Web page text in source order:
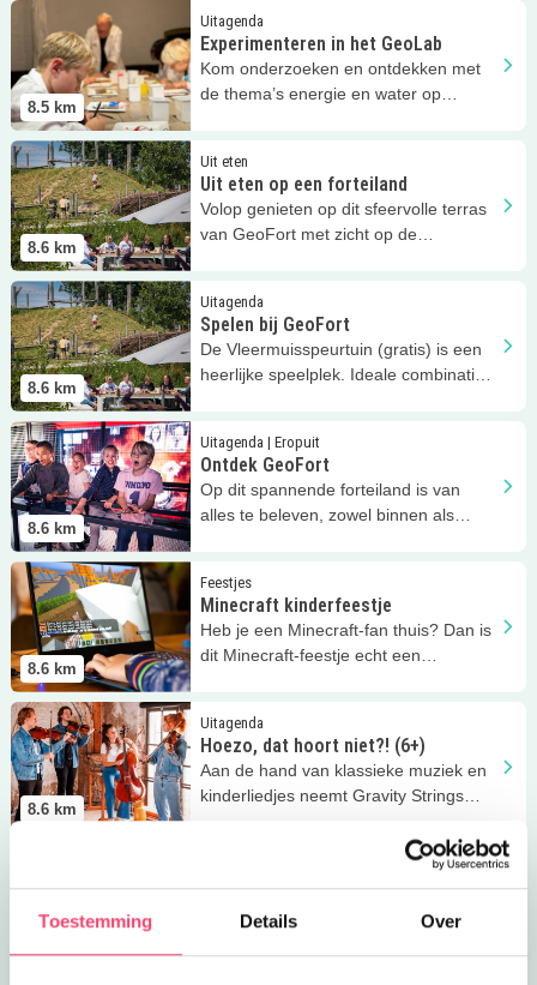
Toestemming Details Over
8.5 km
Uitagenda
Experimenteren in het GeoLab
Kom onderzoeken en ontdekken met
de thema’s energie en water op
Lees meer Experimenteren in het GeoLab
8.6 km
Uit eten
Uit eten op een forteiland
Volop genieten op dit sfeervolle terras
van GeoFort met zicht op de
Lees meer Uit eten op een forteiland
8.6 km
Uitagenda
Spelen bij GeoFort
De Vleermuisspeurtuin (gratis) is een
heerlijke speelplek. Ideale combinatie
Lees meer Spelen bij GeoFort
8.6 km
Uitagenda | Eropuit
Ontdek GeoFort
Op dit spannende forteiland is van
alles te beleven, zowel binnen als
Lees meer Ontdek GeoFort
8.6 km
Feestjes
Minecraft kinderfeestje
Heb je een Minecraft-fan thuis? Dan is
dit Minecraft-feestje echt een
Lees meer Minecraft kinderfeestje
8.6 km
Uitagenda
Hoezo, dat hoort niet?! (6+)
Aan de hand van klassieke muziek en
kinderliedjes neemt Gravity Strings
Lees meer Hoezo, dat hoort niet?! (6+)
Feestje bij GeoFort
Een cool feestje op dit spannende
forteiland, leuk voor zowel jongens als
meisjes!